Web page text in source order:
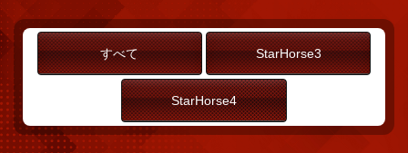
すべて StarHorse3
StarHorse4